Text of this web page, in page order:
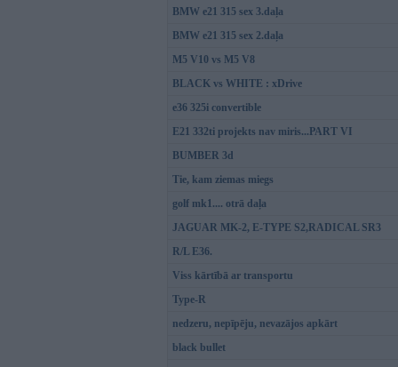
BMW e21 315 sex 3.daļa
BMW e21 315 sex 2.daļa
M5 V10 vs M5 V8
BLACK vs WHITE : xDrive
e36 325i convertible
E21 332ti projekts nav miris...PART VI
BUMBER 3d
Tie, kam ziemas miegs
golf mk1.... otrā daļa
JAGUAR MK-2, E-TYPE S2,RADICAL SR3
R/L E36.
Viss kārtībā ar transportu
Type-R
nedzeru, nepīpēju, nevazājos apkārt
black bullet